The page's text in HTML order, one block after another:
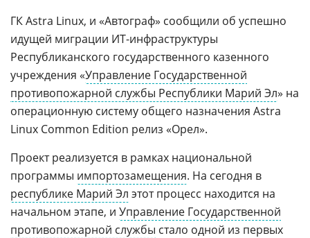
ГК Astra Linux, и «Автограф» сообщили об успешно
идущей миграции ИТ-инфраструктуры
Республиканского государственного казенного
учреждения «Управление Государственной
противопожарной службы Республики Марий Эл» на
операционную систему общего назначения Astra
Linux Common Edition релиз «Орел».
Проект реализуется в рамках национальной
программы импортозамещения. На сегодня в
республике Марий Эл этот процесс находится на
начальном этапе, и Управление Государственной
противопожарной службы стало одной из первых